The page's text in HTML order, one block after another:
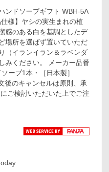
ンドソープギフト WBH-5A
様】ヤシの実生まれの植
感のある白を基調としたデ
場所を選ばず置いていただ
（イランイラン＆ラベンダ
みください。 メーカー品番
ープ1本・［日本製］
後のキャンセルは原則、承
ご検討いただいた上でご注